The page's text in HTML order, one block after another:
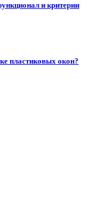
и критерии
пластиковых окон?